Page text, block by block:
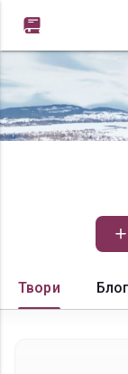
Твори Блог